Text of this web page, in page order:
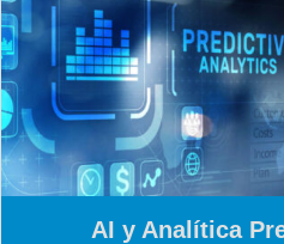
AI y Analítica